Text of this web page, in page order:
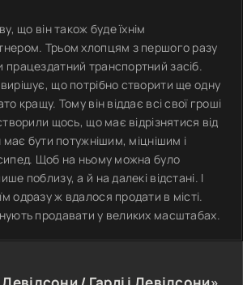
що він також буде їхнім
Трьом хлопцям з першого разу
працездатний транспортний засіб.
що потрібно створити ще одну
кращу. Тому він віддає всі свої гроші
щось, що має відрізнятися від
бути потужнішим, міцнішим і
Щоб на ньому можна було
поблизу, а й на далекі відстані. І
одразу ж вдалося продати в місті.
продавати у великих масштабах.